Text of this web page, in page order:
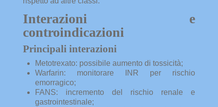
Interazioni e
controindicazioni
Principali interazioni
Metotrexato: possibile aumento di tossicità;
Warfarin: monitorare INR per rischio
emorragico;
FANS: incremento del rischio renale e
gastrointestinale;